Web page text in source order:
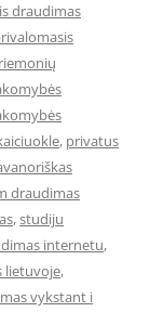
draudimas
, privatus
draudimas
,studiju
internetu,
lietuvoje,
vykstant i